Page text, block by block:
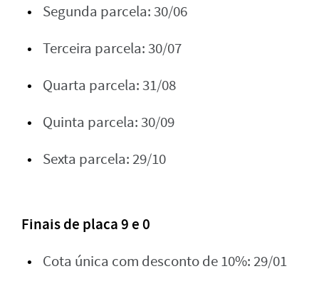
Segunda parcela: 30/06
Terceira parcela: 30/07
Quarta parcela: 31/08
Quinta parcela: 30/09
Sexta parcela: 29/10
Finais de placa 9 e 0
Cota única com desconto de 10%: 29/01